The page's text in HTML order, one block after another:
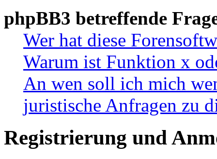
phpBB3 betreffende
Wer hat diese
Warum ist Funktion x
An wen soll ich mich
juristische Anfragen zu
Registrierung und